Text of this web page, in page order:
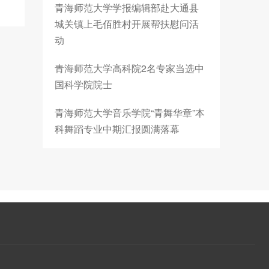
青海师范大学学报编辑部赴大通县
城关镇上毛佰胜村开展帮扶慰问活
动
青海师范大学高科院2名专家当选中
国科学院院士
青海师范大学音乐学院“青舞华章”本
科舞蹈专业中期汇报圆满落幕